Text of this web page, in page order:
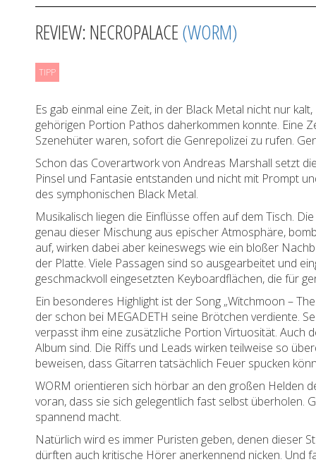
REVIEW: NECROPALACE(WORM)
TIPP
Es gab einmal eine Zeit, in der Black Metal nicht nur
gehörigen Portion Pathos daherkommen konnte. Eine
Szenehüter waren, sofort die Genrepolizei zu rufen.
Schon das Coverartwork von Andreas Marshall setzt
Pinsel und Fantasie entstanden und nicht mit Prompt
des symphonischen Black Metal.
Musikalisch liegen die Einflüsse offen auf dem Tisch.
genau dieser Mischung aus epischer Atmosphäre,
auf, wirken dabei aber keineswegs wie ein bloßer
der Platte. Viele Passagen sind so ausgearbeitet und
geschmackvoll eingesetzten Keyboardflächen, die für
Ein besonderes Highlight ist der Song „Witchmoon –
der schon bei MEGADETH seine Brötchen verdiente.
verpasst ihm eine zusätzliche Portion Virtuosität. Auch
Album sind. Die Riffs und Leads wirken teilweise so
beweisen, dass Gitarren tatsächlich Feuer spucken
WORM orientieren sich hörbar an den großen Helden
voran, dass sie sich gelegentlich fast selbst überholen.
spannend macht.
Natürlich wird es immer Puristen geben, denen dieser
dürften auch kritische Hörer anerkennend nicken. Und